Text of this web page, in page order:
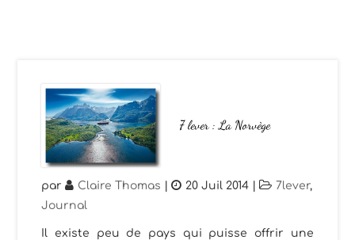
7 lever : La Norvège
par Claire Thomas | 20 Juil 2014 | 7lever,
Journal
Il existe peu de pays qui puisse offrir une